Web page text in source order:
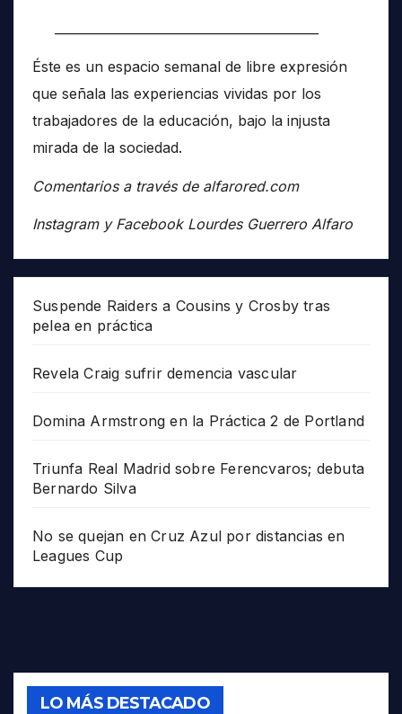
Éste es un espacio semanal de libre expresión
que señala las experiencias vividas por los
trabajadores de la educación, bajo la injusta
mirada de la sociedad.
Comentarios a través de alfarored.com
Instagram y Facebook Lourdes Guerrero Alfaro
Suspende Raiders a Cousins y Crosby tras
pelea en práctica
Revela Craig sufrir demencia vascular
Domina Armstrong en la Práctica 2 de Portland
Triunfa Real Madrid sobre Ferencvaros; debuta
Bernardo Silva
No se quejan en Cruz Azul por distancias en
Leagues Cup
LO MÁS DESTACADO